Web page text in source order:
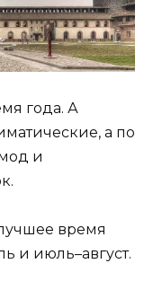
года. А
а по
и
время
и июль–август.